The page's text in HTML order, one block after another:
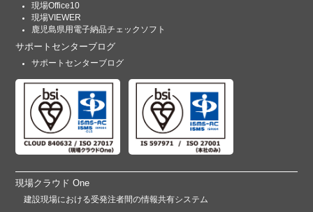
現場Office10
現場VIEWER
鹿児島県用電子納品チェックソフト
サポートセンターブログ
サポートセンターブログ
現場クラウド One
建設現場における受発注者間の情報共有システム